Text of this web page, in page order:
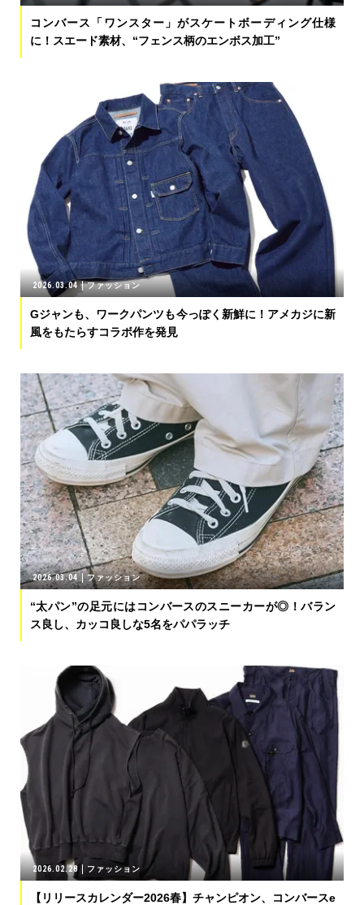
コンバース「ワンスター」がスケートボーディング仕様
に！スエード素材、“フェンス柄のエンボス加工”
2026.03.04 ファッション
Gジャンも、ワークパンツも今っぽく新鮮に！アメカジに新
風をもたらすコラボ作を発見
2026.03.04 ファッション
“太パン”の足元にはコンバースのスニーカーが◎！バラン
ス良し、カッコ良しな5名をパパラッチ
2026.02.28 ファッション
【リリースカレンダー2026春】チャンピオン、コンバースe